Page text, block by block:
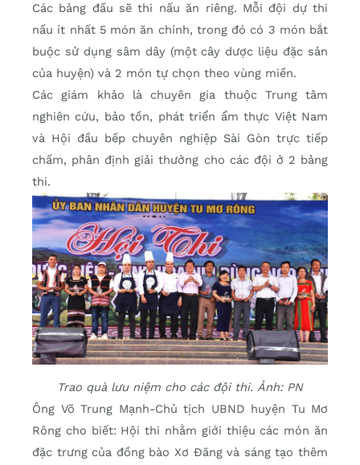
Các bảng đấu sẽ thi nấu ăn riêng. Mỗi đội dự thi
nấu ít nhất 5 món ăn chính, trong đó có 3 món bắt
buộc sử dụng sâm dây (một cây dược liệu đặc sản
của huyện) và 2 món tự chọn theo vùng miền.
Các giám khảo là chuyên gia thuộc Trung tâm
nghiên cứu, bảo tồn, phát triển ẩm thực Việt Nam
và Hội đầu bếp chuyên nghiệp Sài Gòn trực tiếp
chấm, phân định giải thưởng cho các đội ở 2 bảng
thi.
Trao quà lưu niệm cho các đội thi. Ảnh: PN
Ông Võ Trung Mạnh-Chủ tịch UBND huyện Tu Mơ
Rông cho biết: Hội thi nhằm giới thiệu các món ăn
đặc trưng của đồng bào Xơ Đăng và sáng tạo thêm